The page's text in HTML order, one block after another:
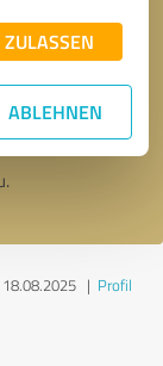
ABLEHNEN
Angaben
| Profil